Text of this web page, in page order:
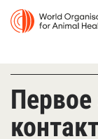
Первое